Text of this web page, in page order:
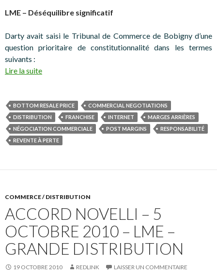
LME – Déséquilibre significatif
Darty avait saisi le Tribunal de Commerce de Bobigny d’une
question prioritaire de constitutionnalité dans les termes
suivants :
Lire la suite
BOTTOM RESALE PRICE
COMMERCIAL NEGOTIATIONS
DISTRIBUTION
FRANCHISE INTERNET
MARGES ARRIÈRES
NÉGOCIATION COMMERCIALE
POST MARGINS
RESPONSABILITÉ
REVENTE À PERTE
COMMERCE / DISTRIBUTION
ACCORD NOVELLI – 5
OCTOBRE 2010 – LME –
GRANDE DISTRIBUTION
19 OCTOBRE 2010 REDLINK LAISSER UN COMMENTAIRE